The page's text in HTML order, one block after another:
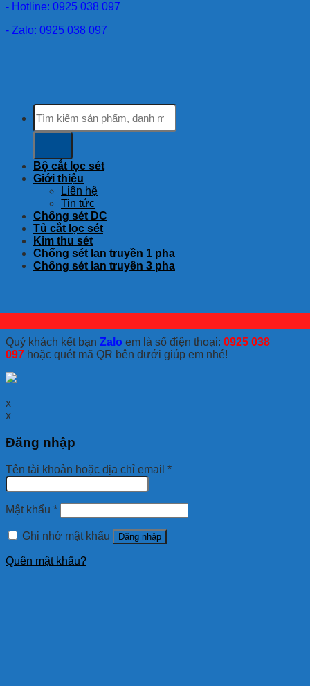
- Hotline: 0925 038 097
- Zalo: 0925 038 097
Tìm
kiếm:
Bộ cắt lọc sét
Giới thiệu
Liên hệ
Tin tức
Chống sét DC
Tủ cắt lọc sét
Kim thu sét
Chống sét lan truyền 1 pha
Chống sét lan truyền 3 pha
Quý khách kết bạn Zalo em là số điện thoại: 0925 038
097 hoặc quét mã QR bên dưới giúp em nhé!
x
x
Đăng nhập
Tên tài khoản hoặc địa chỉ email *
Mật khẩu *
Ghi nhớ mật khẩu Đăng nhập
Quên mật khẩu?